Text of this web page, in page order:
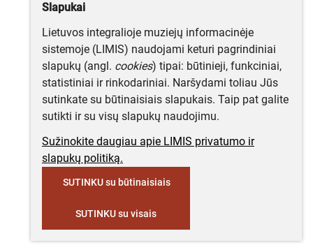
Slapukai
Lietuvos integralioje muziejų informacinėje
sistemoje (LIMIS) naudojami keturi pagrindiniai
slapukų (angl. cookies) tipai: būtinieji, funkciniai,
statistiniai ir rinkodariniai. Naršydami toliau Jūs
sutinkate su būtinaisiais slapukais. Taip pat galite
sutikti ir su visų slapukų naudojimu.
Sužinokite daugiau apie LIMIS privatumo ir
slapukų politiką.
SUTINKU su būtinaisiais
SUTINKU su visais